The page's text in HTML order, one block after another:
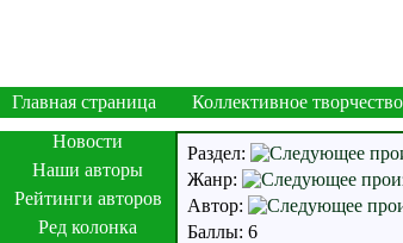
Главная страница Коллективное творчество
Новости
Наши авторы
Рейтинги авторов
Ред колонка
Раздел:
Жанр:
Автор:
Баллы: 6